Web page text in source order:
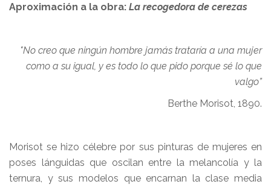
Aproximación a la obra: La recogedora de cerezas
"No creo que ningún hombre jamás trataría a una mujer
como a su igual, y es todo lo que pido porque sé lo que
valgo”
Berthe Morisot, 1890.
Morisot se hizo célebre por sus pinturas de mujeres en
poses lánguidas que oscilan entre la melancolía y la
ternura, y sus modelos que encarnan la clase media